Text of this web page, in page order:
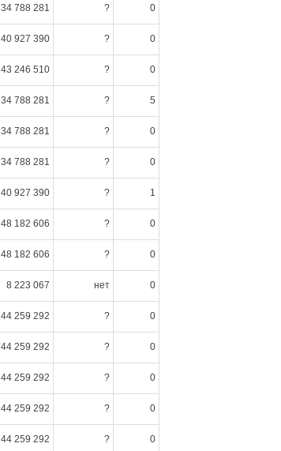
34 788 281 ? 0
40 927 390 ? 0
43 246 510 ? 0
34 788 281 ? 5
34 788 281 ? 0
34 788 281 ? 0
40 927 390 ? 1
48 182 606 ? 0
48 182 606 ? 0
8 223 067 нет 0
44 259 292 ? 0
44 259 292 ? 0
44 259 292 ? 0
44 259 292 ? 0
44 259 292 ? 0